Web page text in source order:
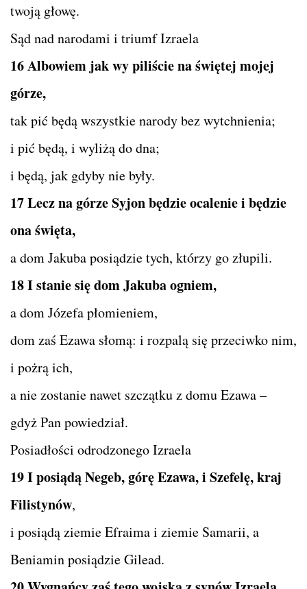
twoją głowę.
Sąd nad narodami i triumf Izraela
16 Albowiem jak wy piliście na świętej mojej
górze,
tak pić będą wszystkie narody bez wytchnienia;
i pić będą, i wyliżą do dna;
i będą, jak gdyby nie były.
17 Lecz na górze Syjon będzie ocalenie i będzie
ona święta,
a dom Jakuba posiądzie tych, którzy go złupili.
18 I stanie się dom Jakuba ogniem,
a dom Józefa płomieniem,
dom zaś Ezawa słomą: i rozpalą się przeciwko nim,
i pożrą ich,
a nie zostanie nawet szczątku z domu Ezawa –
gdyż Pan powiedział.
Posiadłości odrodzonego Izraela
19 I posiądą Negeb, górę Ezawa, i Szefelę, kraj
Filistynów,
i posiądą ziemie Efraima i ziemie Samarii, a
Beniamin posiądzie Gilead.